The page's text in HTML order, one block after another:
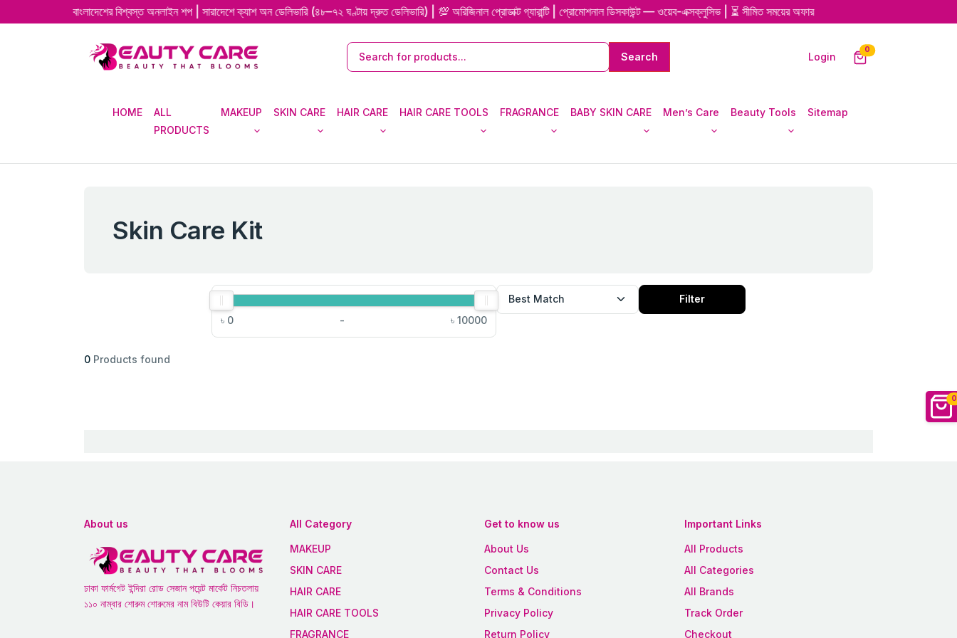
0
| বাংলাদেশের বিশ্বস্ত অনলাইন শপ | সারাদেশে ক্যাশ অন ডেলিভারি (৪৮–৭২ ঘণ্টায় দ্রুত ডেলিভারি) | 💯 অরিজিনাল প্রোডাক্ট গ্যারান্টি | প্রোমোশনাল ডিসকাউন্ট — ওয়েব-এক্সক্লুসিভ | ⏳ সীমিত সময়ের অফার
Login
0
HOME
ALL
PRODUCTS
MAKEUP SKIN CARE HAIR CARE HAIR CARE TOOLS FRAGRANCE BABY SKIN CARE Men’s Care Beauty Tools Sitemap
Skin Care Kit
৳ 0 - ৳ 10000
Filter
0 Products found
About us
ঢাকা ফার্মগেট ইন্দিরা রোড সেজান পয়েন্ট মার্কেট নিচতলায়
১১০ নাম্বার শোরুম শোরুমের নাম বিউটি কেয়ার বিডি।
All Category
MAKEUP
SKIN CARE
HAIR CARE
HAIR CARE TOOLS
FRAGRANCE
Get to know us
About Us
Contact Us
Terms & Conditions
Privacy Policy
Return Policy
Important Links
All Products
All Categories
All Brands
Track Order
Checkout